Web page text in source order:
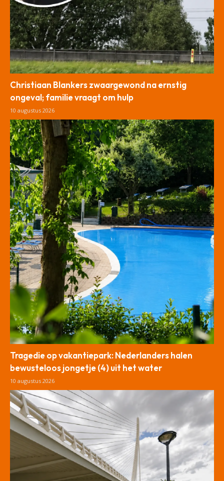
Christiaan Blankers zwaargewond na ernstig
ongeval; familie vraagt om hulp
10 augustus 2026
Tragedie op vakantiepark: Nederlanders halen
bewusteloos jongetje (4) uit het water
10 augustus 2026